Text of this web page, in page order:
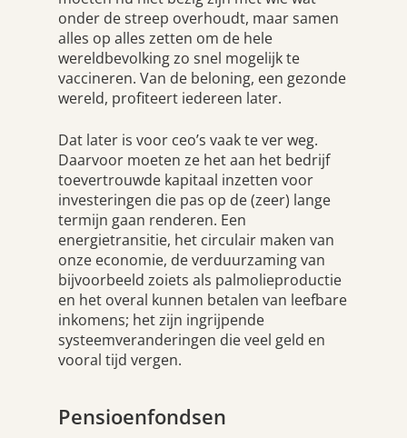
onder de streep overhoudt, maar samen
alles op alles zetten om de hele
wereldbevolking zo snel mogelijk te
vaccineren. Van de beloning, een gezonde
wereld, profiteert iedereen later.
Dat later is voor ceo’s vaak te ver weg.
Daarvoor moeten ze het aan het bedrijf
toevertrouwde kapitaal inzetten voor
investeringen die pas op de (zeer) lange
termijn gaan renderen. Een
energietransitie, het circulair maken van
onze economie, de verduurzaming van
bijvoorbeeld zoiets als palmolieproductie
en het overal kunnen betalen van leefbare
inkomens; het zijn ingrijpende
systeemveranderingen die veel geld en
vooral tijd vergen.
Pensioenfondsen